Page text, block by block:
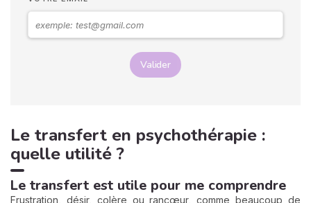
Valider
Le transfert en psychothérapie :
quelle utilité ?
Le transfert est utile pour me comprendre
Frustration, désir, colère ou rancœur, comme beaucoup de